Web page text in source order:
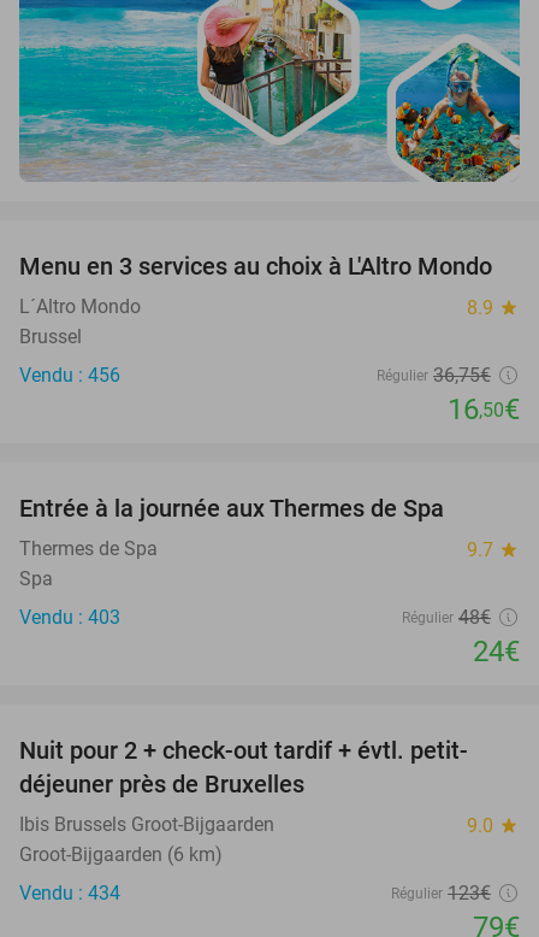
55%
Menu en 3 services au choix à L'Altro Mondo
L´Altro Mondo 8.9 star
Brussel
Vendu : 456
Régulier 36,75€
16,50€
Entrée à la journée aux Thermes de Spa
Thermes de Spa 9.7 star
Spa
Vendu : 403
Régulier 48€
24€
36%
Nuit pour 2 + check-out tardif + évtl. petit-
déjeuner près de Bruxelles
Ibis Brussels Groot-Bijgaarden 9.0 star
Groot-Bijgaarden (6 km)
Vendu : 434
Régulier 123€
79€